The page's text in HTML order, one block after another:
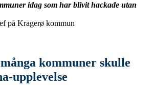
idag som har blivit hackade utan
på Kragerø kommun
kommuner skulle
upplevelse